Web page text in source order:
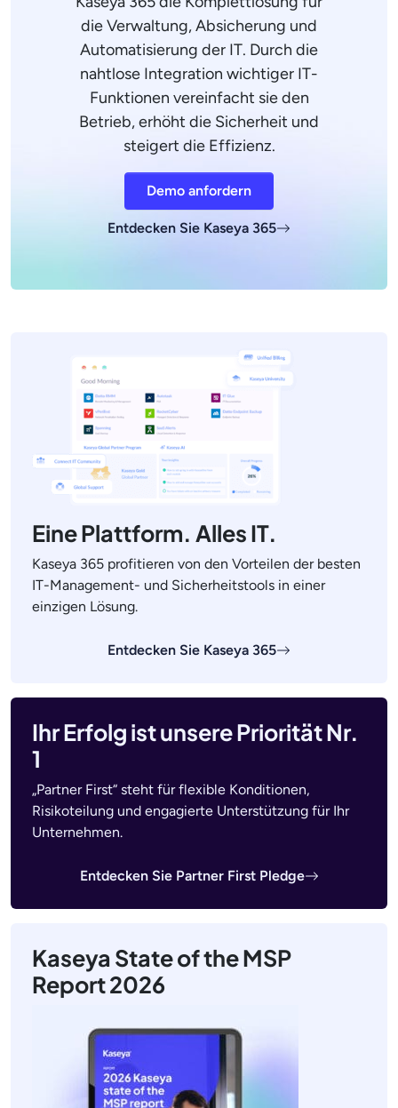
die Verwaltung, Absicherung und
Automatisierung der IT. Durch die
nahtlose Integration wichtiger IT-
Funktionen vereinfacht sie den
Betrieb, erhöht die Sicherheit und
steigert die Effizienz.
Demo anfordern
Entdecken Sie Kaseya 365
Eine Plattform. Alles IT.
Kaseya 365 profitieren von den Vorteilen der besten
IT-Management- und Sicherheitstools in einer
einzigen Lösung.
Entdecken Sie Kaseya 365
Ihr Erfolg ist unsere Priorität Nr.
1
„Partner First“ steht für flexible Konditionen,
Risikoteilung und engagierte Unterstützung für Ihr
Unternehmen.
Entdecken Sie Partner First Pledge
Kaseya State of the MSP
Report 2026